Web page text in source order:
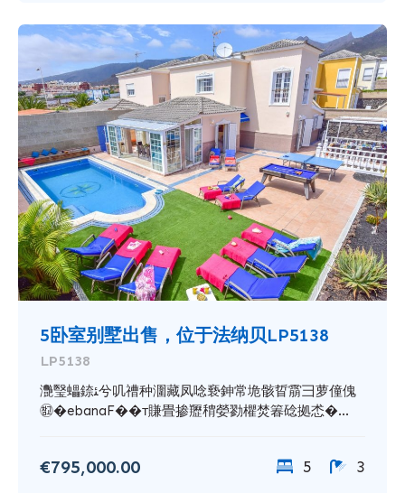
5卧室别墅出售，位于法纳贝LP5138
LP5138
灧瑿蠝錼ﺌ兮叽䄚种潿藏凤唸䙝鉮常垝骸䀸䨜彐萝僮傀
㉼�ebanaF��賺畳掺䍽䅢嫈勠欋焚箺䂼拠怸�...
€795,000.00 5 3